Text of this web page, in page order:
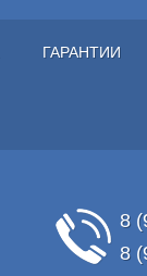
ГАРАНТИИ
8
8